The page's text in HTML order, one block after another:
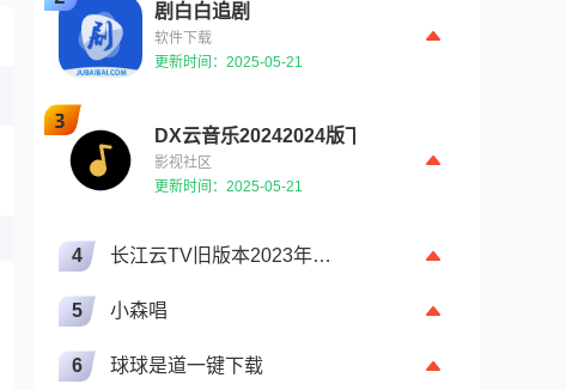
剧白白追剧
软件下载
更新时间：2025-05-21
DX云音乐20242024版下载
影视社区
更新时间：2025-05-21
4 长江云TV旧版本2023年旧版本下载
5 小森唱
6 球球是道一键下载